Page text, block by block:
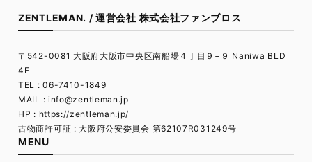
ZENTLEMAN. / 運営会社 株式会社ファンブロス
〒542-0081 大阪府大阪市中央区南船場４丁目９−９ Naniwa BLD
4F
TEL : 06-7410-1849
MAIL : info@zentleman.jp
HP : https://zentleman.jp/
古物商許可証 : 大阪府公安委員会 第62107R031249号
MENU